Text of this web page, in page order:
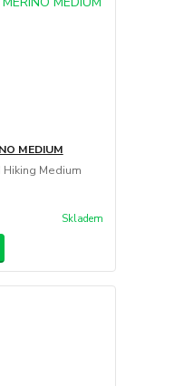
MEDIUM
Medium
Skladem